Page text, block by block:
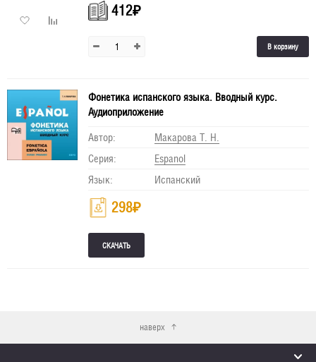
412₽
В корзину
Фонетика испанского языка. Вводный курс.
Аудиоприложение
Автор:
Макарова Т. Н.
Серия:
Espanol
Язык:
Испанский
298₽
наверх